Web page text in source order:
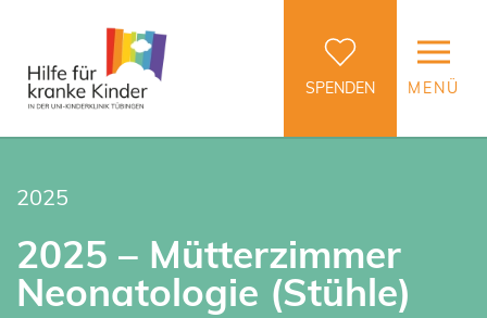
SPENDEN MENÜ
2025
2025 – Mütterzimmer
Neonatologie (Stühle)